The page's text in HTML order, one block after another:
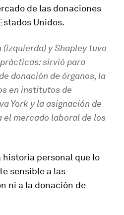
de las donaciones
Unidos.
y Shapley tuvo
sirvió para
donación de órganos, la
en institutos de
York y la asignación de
el mercado laboral de los
personal que lo
sensible a las
ni a la donación de